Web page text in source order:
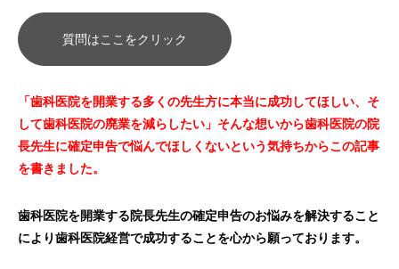
質問はここをクリック
「歯科医院を開業する多くの先生方に本当に成功してほしい、そ
して歯科医院の廃業を減らしたい」そんな想いから歯科医院の院
長先生に確定申告で悩んでほしくないという気持ちからこの記事
を書きました。
歯科医院を開業する院長先生の確定申告のお悩みを解決すること
により歯科医院経営で成功することを心から願っております。